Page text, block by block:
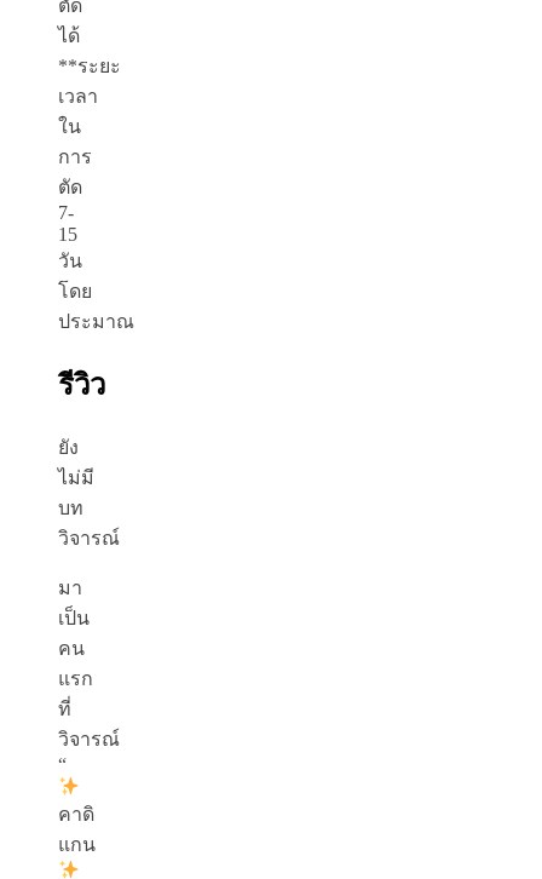
ตัด
ได้
**ระยะ
เวลา
ใน
การ
ตัด
7-
15
วัน
โดย
ประมาณ
รีวิว
ยัง
ไม่มี
บท
วิจารณ์
มา
เป็น
คน
แรก
ที่
วิจารณ์
“
คาดิ
แกน